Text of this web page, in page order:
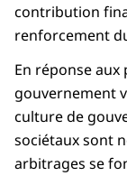
contribution
renforcement
En réponse
gouvernement
culture de
sociétaux sont
arbitrages se